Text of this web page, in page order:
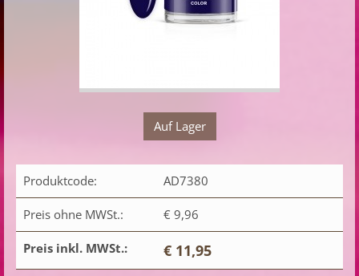
Auf Lager
Produktcode: AD7380
Preis ohne MWSt.: € 9,96
Preis inkl. MWSt.: € 11,95